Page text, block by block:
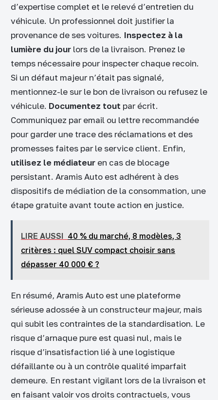
d’expertise complet et le relevé d’entretien du
véhicule. Un professionnel doit justifier la
provenance de ses voitures. Inspectez à la
lumière du jour lors de la livraison. Prenez le
temps nécessaire pour inspecter chaque recoin.
Si un défaut majeur n’était pas signalé,
mentionnez-le sur le bon de livraison ou refusez le
véhicule. Documentez tout par écrit.
Communiquez par email ou lettre recommandée
pour garder une trace des réclamations et des
promesses faites par le service client. Enfin,
utilisez le médiateur en cas de blocage
persistant. Aramis Auto est adhérent à des
dispositifs de médiation de la consommation, une
étape gratuite avant toute action en justice.
LIRE AUSSI 40 % du marché, 8 modèles, 3
critères : quel SUV compact choisir sans
dépasser 40 000 € ?
En résumé, Aramis Auto est une plateforme
sérieuse adossée à un constructeur majeur, mais
qui subit les contraintes de la standardisation. Le
risque d’arnaque pure est quasi nul, mais le
risque d’insatisfaction lié à une logistique
défaillante ou à un contrôle qualité imparfait
demeure. En restant vigilant lors de la livraison et
en faisant valoir vos droits contractuels, vous